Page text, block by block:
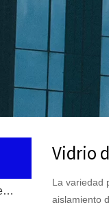
Vidrio con clasificación de fuego de una sola capa
Vidrio
La variedad
aislamiento